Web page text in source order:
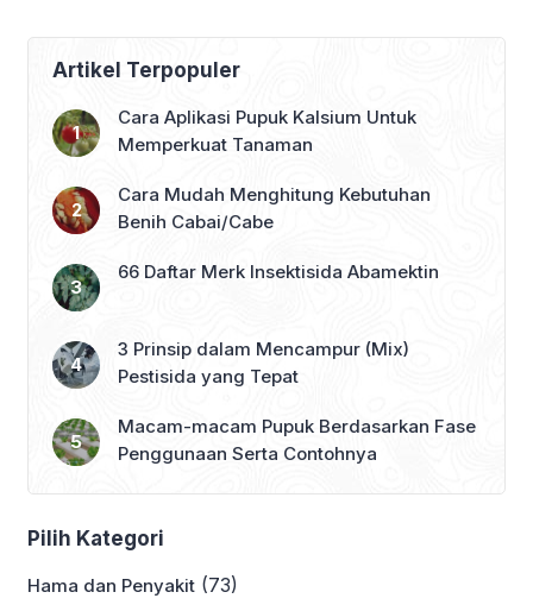
Artikel Terpopuler
Cara Aplikasi Pupuk Kalsium Untuk
Memperkuat Tanaman
Cara Mudah Menghitung Kebutuhan
Benih Cabai/Cabe
66 Daftar Merk Insektisida Abamektin
3 Prinsip dalam Mencampur (Mix)
Pestisida yang Tepat
Macam-macam Pupuk Berdasarkan Fase
Penggunaan Serta Contohnya
Pilih Kategori
Hama dan Penyakit (73)